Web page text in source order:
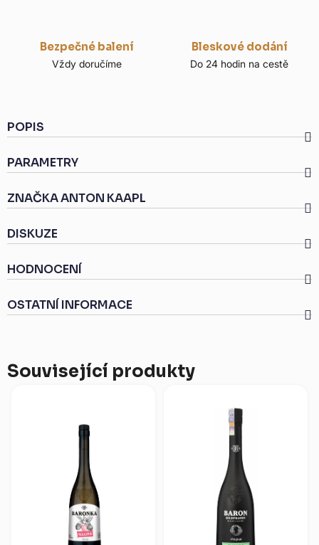
Bezpečné balení
Vždy doručíme
Bleskové dodání
Do 24 hodin na cestě
POPIS
PARAMETRY
ZNAČKAANTON KAAPL
DISKUZE
HODNOCENÍ
OSTATNÍ INFORMACE
Související produkty